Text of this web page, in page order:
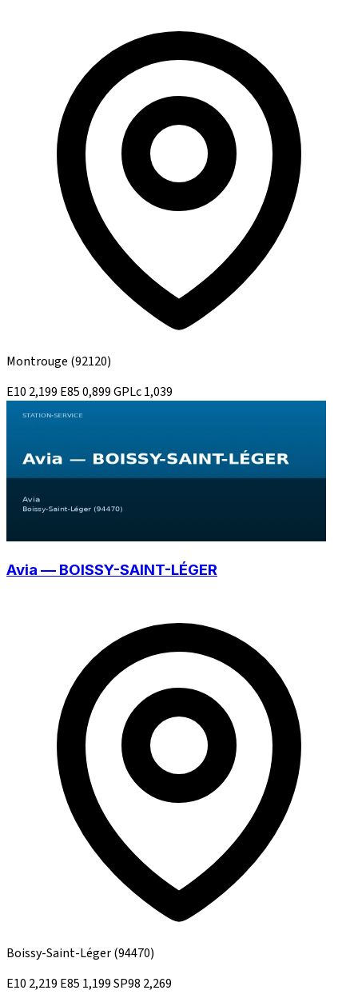
Montrouge (92120)
E10 2,199 E850,899GPLc1,039
Avia — BOISSY-SAINT-LÉGER
Boissy-Saint-Léger(94470)
E10 2,219 E85 1,199SP98 2,269